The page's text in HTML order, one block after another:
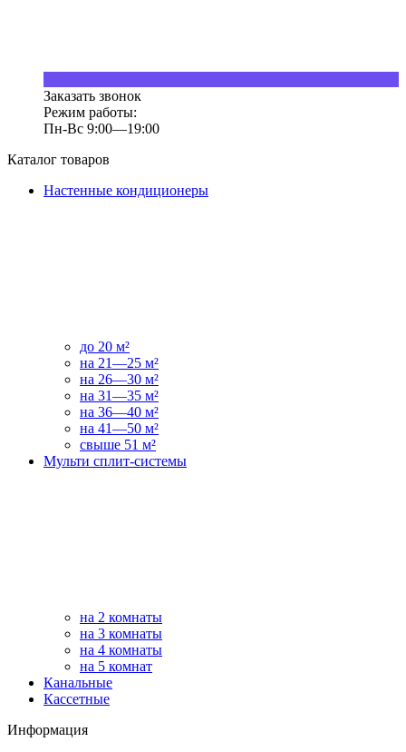
Заказать звонок
Режим работы:
Пн-Вс 9:00—19:00
Каталог товаров
Настенные кондиционеры
до 20 м²
на 21—25 м²
на 26—30 м²
на 31—35 м²
на 36—40 м²
на 41—50 м²
свыше 51 м²
Мульти сплит-системы
на 2 комнаты
на 3 комнаты
на 4 комнаты
на 5 комнат
Канальные
Кассетные
Информация